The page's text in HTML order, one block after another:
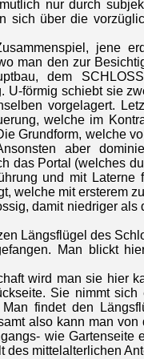
nur durch
sich über die
jene
man den zur
dem
U-förmig schiebt sie
vorgelagert.
welche im
Grundform, welche
aber
das Portal (welches
und mit
welche mit ersterem
damit niedriger
Längsflügel des
Man blickt
wird man sie hier
Sie nimmt
Man findet den
also kann man
wie
des mittelalterlichen